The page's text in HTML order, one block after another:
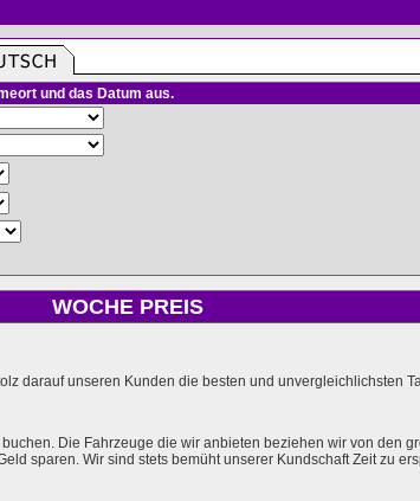
und das Datum aus.
WOCHE PREIS
darauf unseren Kunden die besten und unvergleichlichsten
Die Fahrzeuge die wir anbieten beziehen wir von den
sparen. Wir sind stets bemüht unserer Kundschaft Zeit zu